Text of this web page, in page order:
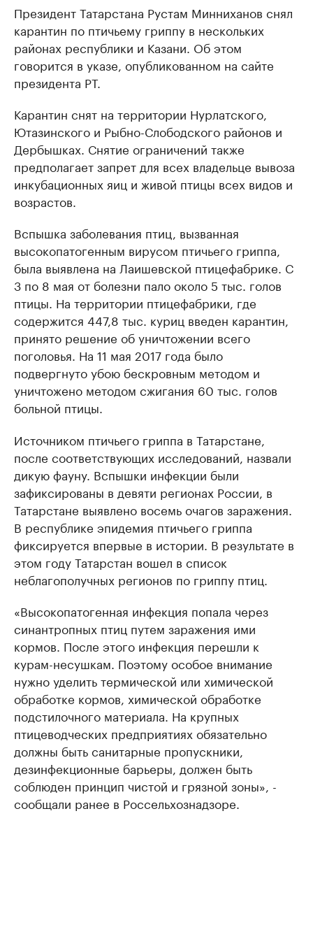
Президент Татарстана Рустам Минниханов снял
карантин по птичьему гриппу в нескольких
районах республики и Казани. Об этом
говорится в указе, опубликованном на сайте
президента РТ.
Карантин снят на территории Нурлатского,
Ютазинского и Рыбно-Слободского районов и
Дербышках. Снятие ограничений также
предполагает запрет для всех владельце вывоза
инкубационных яиц и живой птицы всех видов и
возрастов.
Вспышка заболевания птиц, вызванная
высокопатогенным вирусом птичьего гриппа,
была выявлена на Лаишевской птицефабрике. С
3 по 8 мая от болезни пало около 5 тыс. голов
птицы. На территории птицефабрики, где
содержится 447,8 тыс. куриц введен карантин,
принято решение об уничтожении всего
поголовья. На 11 мая 2017 года было
подвергнуто убою бескровным методом и
уничтожено методом сжигания 60 тыс. голов
больной птицы.
Источником птичьего гриппа в Татарстане,
после соответствующих исследований, назвали
дикую фауну. Вспышки инфекции были
зафиксированы в девяти регионах России, в
Татарстане выявлено восемь очагов заражения.
В республике эпидемия птичьего гриппа
фиксируется впервые в истории. В результате в
этом году Татарстан вошел в список
неблагополучных регионов по гриппу птиц.
«Высокопатогенная инфекция попала через
синантропных птиц путем заражения ими
кормов. После этого инфекция перешли к
курам-несушкам. Поэтому особое внимание
нужно уделить термической или химической
обработке кормов, химической обработке
подстилочного материала. На крупных
птицеводческих предприятиях обязательно
должны быть санитарные пропускники,
дезинфекционные барьеры, должен быть
соблюден принцип чистой и грязной зоны», -
сообщали ранее в Россельхознадзоре.